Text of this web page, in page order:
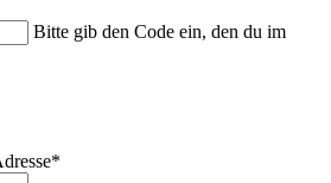
Bitte gib den Code ein, den du im
*